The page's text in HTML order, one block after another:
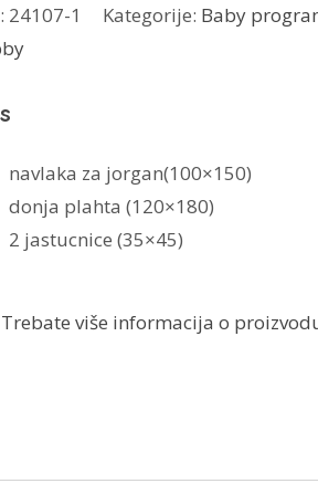
24107-1 Kategorije: Baby
navlaka za jorgan(100×150)
donja plahta (120×180)
2 jastucnice (35×45)
Trebate više informacija o